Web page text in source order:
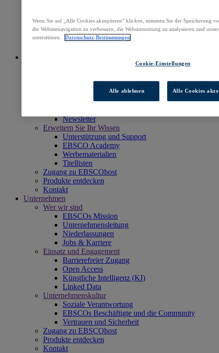
EBSCOs Professional Services
Zugang zu EBSCOhost
Produkte entdecken
Weitere Materialien & Ressourcen
Bleiben Sie auf dem Laufenden
Veranstaltungen
Newsletter
Erweitern Sie Ihr Wissen
Unterstützung und Support
EBSCO Academy
Werbematerialien
Titellisten
Zugang zu EBSCOhost
Produkte entdecken
Kontakt
Unternehmen
Wer wir sind
EBSCOs Mission
Unternehmensleitung
Niederlassungen
Jobs & Karriere
Einsatz und Engagement
Barrierefreier Zugang
Open Access
Künstliche Intelligenz (KI)
Linked Data
Unternehmenskultur
Soziale Verantwortung
EBSCOs Beschäftigte und die Community
Vertrauen und Sicherheit
Zugang zu EBSCOhost
Produkte entdecken
Kontakt
Wenn Sie auf „Alle Cookies akzeptieren“ klicken, stimmen Sie der Speicherung
die Websitenavigation zu verbessern, die Websitenutzung zu analysieren und
unterstützen.
Datenschutz-Bestimmungen
Cookie-Einstellungen
Alle ablehnen Alle Cookies